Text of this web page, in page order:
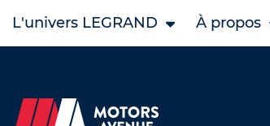
L'univers LEGRAND À propos